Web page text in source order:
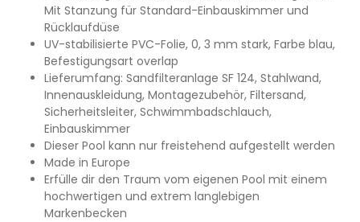
Mit Stanzung für Standard-Einbauskimmer und
Rücklaufdüse
UV-stabilisierte PVC-Folie, 0, 3 mm stark, Farbe blau,
Befestigungsart overlap
Lieferumfang: Sandfilteranlage SF 124, Stahlwand,
Innenauskleidung, Montagezubehör, Filtersand,
Sicherheitsleiter, Schwimmbadschlauch,
Einbauskimmer
Dieser Pool kann nur freistehend aufgestellt werden
Made in Europe
Erfülle dir den Traum vom eigenen Pool mit einem
hochwertigen und extrem langlebigen
Markenbecken